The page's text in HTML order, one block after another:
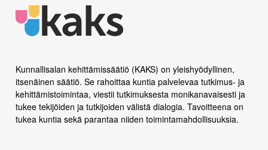
Kunnallisalan kehittämissäätiö (KAKS) on yleishyödyllinen,
itsenäinen säätiö. Se rahoittaa kuntia palvelevaa tutkimus- ja
kehittämistoimintaa, viestii tutkimuksesta monikanavaisesti ja
tukee tekijöiden ja tutkijoiden välistä dialogia. Tavoitteena on
tukea kuntia sekä parantaa niiden toimintamahdollisuuksia.